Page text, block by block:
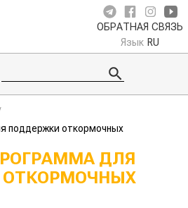
ОБРАТНАЯ СВЯЗЬ
Язык RU
поддержки откормочных
ДЛЯ